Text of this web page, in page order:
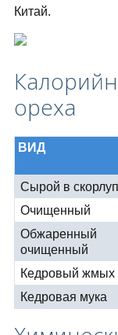
Китай.
ореха
ВИД
Сырой в
Очищенный
Обжаренный
очищенный
Кедровый жмых
Кедровая мука